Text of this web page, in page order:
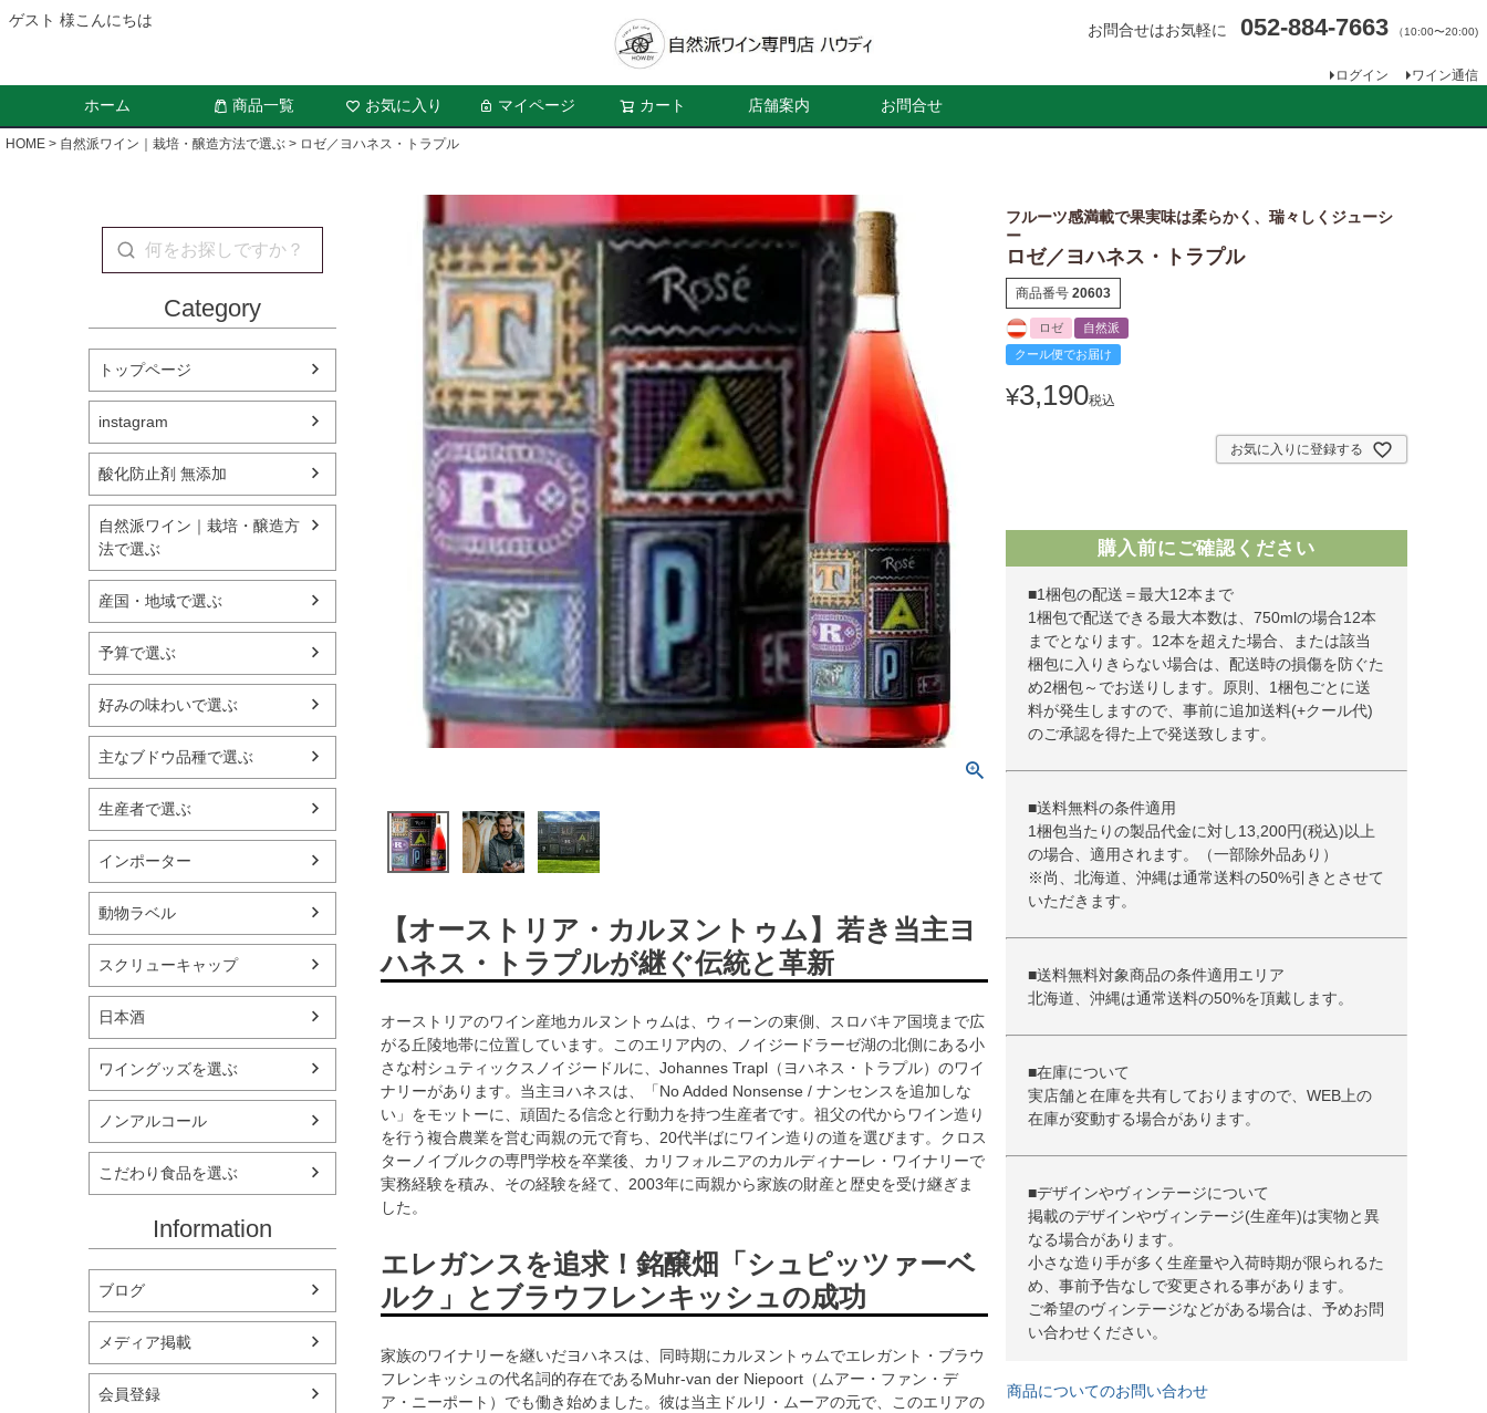
ゲスト 様こんにちは
お問合せはお気軽に 052-884-7663 （10:00〜20:00)
ログイン ワイン通信
ホーム 商品一覧 お気に入り マイページ カート 店舗案内 お問合せ
HOME 自然派ワイン｜栽培・醸造方法で選ぶ ロゼ／ヨハネス・トラプル
Category
トップページ
instagram
酸化防止剤 無添加
自然派ワイン｜栽培・醸造方
法で選ぶ
産国・地域で選ぶ
予算で選ぶ
好みの味わいで選ぶ
主なブドウ品種で選ぶ
生産者で選ぶ
インポーター
動物ラベル
スクリューキャップ
日本酒
ワイングッズを選ぶ
ノンアルコール
こだわり食品を選ぶ
Information
ブログ
メディア掲載
会員登録
【オーストリア・カルヌントゥム】若き当主ヨ
ハネス・トラプルが継ぐ伝統と革新
オーストリアのワイン産地カルヌントゥムは、ウィーンの東側、スロバキア国境まで広
がる丘陵地帯に位置しています。このエリア内の、ノイジードラーゼ湖の北側にある小
さな村シュティックスノイジードルに、Johannes Trapl（ヨハネス・トラプル）のワイ
ナリーがあります。当主ヨハネスは、「No Added Nonsense / ナンセンスを追加しな
い」をモットーに、頑固たる信念と行動力を持つ生産者です。祖父の代からワイン造り
を行う複合農業を営む両親の元で育ち、20代半ばにワイン造りの道を選びます。クロス
ターノイブルクの専門学校を卒業後、カリフォルニアのカルディナーレ・ワイナリーで
実務経験を積み、その経験を経て、2003年に両親から家族の財産と歴史を受け継ぎま
した。
エレガンスを追求！銘醸畑「シュピッツァーベ
ルク」とブラウフレンキッシュの成功
家族のワイナリーを継いだヨハネスは、同時期にカルヌントゥムでエレガント・ブラウ
フレンキッシュの代名詞的存在であるMuhr-van der Niepoort（ムアー・ファン・デ
ア・ニーポート）でも働き始めました。彼は当主ドルリ・ムーアの元で、このエリアの
フルーツ感満載で果実味は柔らかく、瑞々しくジューシ
ー
ロゼ／ヨハネス・トラプル
商品番号 20603
ロゼ
自然派
クール便でお届け
¥3,190税込
お気に入りに登録する
購入前にご確認ください
■1梱包の配送＝最大12本まで
1梱包で配送できる最大本数は、750mlの場合12本
までとなります。12本を超えた場合、または該当
梱包に入りきらない場合は、配送時の損傷を防ぐた
め2梱包～でお送りします。原則、1梱包ごとに送
料が発生しますので、事前に追加送料(+クール代)
のご承認を得た上で発送致します。
■送料無料の条件適用
1梱包当たりの製品代金に対し13,200円(税込)以上
の場合、適用されます。（一部除外品あり）
※尚、北海道、沖縄は通常送料の50%引きとさせて
いただきます。
■送料無料対象商品の条件適用エリア
北海道、沖縄は通常送料の50%を頂戴します。
■在庫について
実店舗と在庫を共有しておりますので、WEB上の
在庫が変動する場合があります。
■デザインやヴィンテージについて
掲載のデザインやヴィンテージ(生産年)は実物と異
なる場合があります。
小さな造り手が多く生産量や入荷時期が限られるた
め、事前予告なしで変更される事があります。
ご希望のヴィンテージなどがある場合は、予めお問
い合わせください。
商品についてのお問い合わせ